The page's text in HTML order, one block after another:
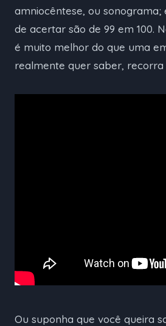
amniocêntese, ou sonograma;
de acertar são de 99 em 100.
é muito melhor do que uma
realmente quer saber, recorra
Ou suponha que você queira